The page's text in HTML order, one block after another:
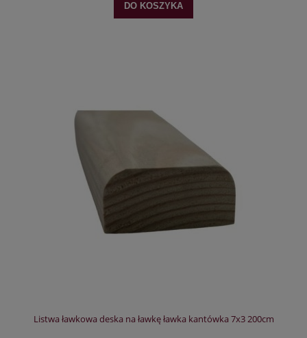
DO KOSZYKA
Listwa ławkowa deska na ławkę ławka kantówka 7x3 200cm